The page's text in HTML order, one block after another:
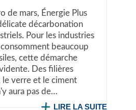
de mars, Énergie Plus
décarbonation
Pour les industries
beaucoup
cette démarche
Des filières
le verre et le ciment
aura pas de…
LIRE LA SUITE